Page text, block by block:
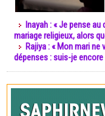
Inayah : « Je pense
mariage religieux, alors
Rajiya : « Mon mari
dépenses : suis-je encore